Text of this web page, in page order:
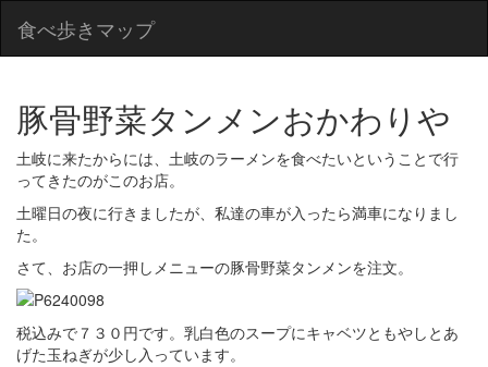
食べ歩きマップ
豚骨野菜タンメンおかわりや
土岐に来たからには、土岐のラーメンを食べたいということで行
ってきたのがこのお店。
土曜日の夜に行きましたが、私達の車が入ったら満車になりまし
た。
さて、お店の一押しメニューの豚骨野菜タンメンを注文。
税込みで７３０円です。乳白色のスープにキャベツともやしとあ
げた玉ねぎが少し入っています。